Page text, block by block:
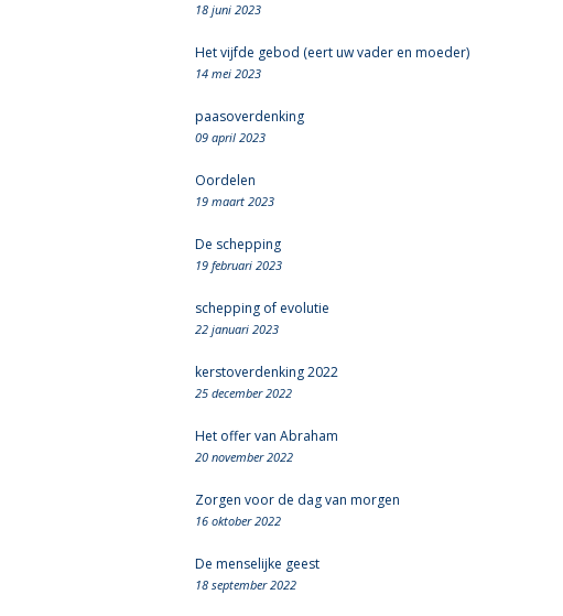
18 juni 2023
Het vijfde gebod (eert uw vader en moeder)
14 mei 2023
paasoverdenking
09 april 2023
Oordelen
19 maart 2023
De schepping
19 februari 2023
schepping of evolutie
22 januari 2023
kerstoverdenking 2022
25 december 2022
Het offer van Abraham
20 november 2022
Zorgen voor de dag van morgen
16 oktober 2022
De menselijke geest
18 september 2022